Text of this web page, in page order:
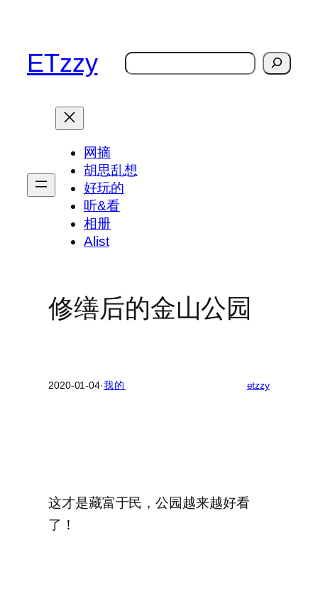
ETzzy
搜
网摘
胡思乱想
好玩的
听&看
相册
Alist
修缮后的金山公园
2020-01-04·我的 etzzy
这才是藏富于民，公园越来越好看
了！